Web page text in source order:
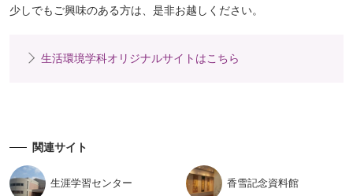
少しでもご興味のある方は、是非お越しください。
生活環境学科オリジナルサイトはこちら
関連サイト
生涯学習センター 香雪記念資料館